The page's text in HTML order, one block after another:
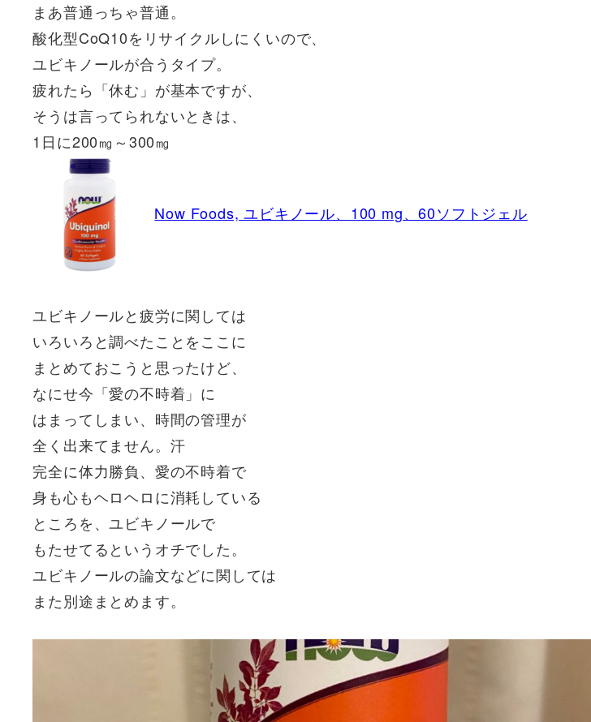
まあ普通っちゃ普通。
酸化型CoQ10をリサイクルしにくいので、
ユビキノールが合うタイプ。
疲れたら「休む」が基本ですが、
そうは言ってられないときは、
1日に200㎎～300㎎
Now Foods, ユビキノール、100 mg、60ソフトジェル
ユビキノールと疲労に関しては
いろいろと調べたことをここに
まとめておこうと思ったけど、
なにせ今「愛の不時着」に
はまってしまい、時間の管理が
全く出来てません。汗
完全に体力勝負、愛の不時着で
身も心もヘロヘロに消耗している
ところを、ユビキノールで
もたせてるというオチでした。
ユビキノールの論文などに関しては
また別途まとめます。